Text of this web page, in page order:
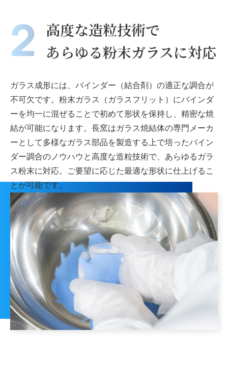
2 高度な造粒技術で
あらゆる粉末ガラスに対応
ガラス成形には、バインダー（結合剤）の適正な調合が
不可欠です。粉末ガラス（ガラスフリット）にバインダ
ーを均一に混ぜることで初めて形状を保持し、精密な焼
結が可能になります。長窯はガラス焼結体の専門メーカ
ーとして多様なガラス部品を製造する上で培ったバイン
ダー調合のノウハウと高度な造粒技術で、あらゆるガラ
ス粉末に対応。ご要望に応じた最適な形状に仕上げるこ
とが可能です。